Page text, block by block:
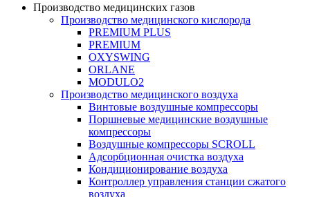
Производство медицинских газов
Производство медицинского кислорода
PREMIUM PLUS
PREMIUM
OXYSWING
ORLANE
MODULO2
Производство медицинского воздуха
Винтовые воздушные компрессоры
Поршневые медицинские воздушные
компрессоры
Воздушные компрессоры SCROLL
Адсорбционная очистка воздуха
Кондиционирование воздуха
Контроллер управления станции сжатого
воздуха